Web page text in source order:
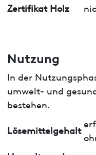
Zertifikat Holz
Nutzung
In der
umwelt- und
bestehen.
Lösemittelgehalt